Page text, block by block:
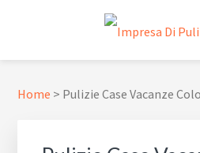
pagina
IMPRESA DI
✅ Abitazioni e Attività
Home > Pulizie Case Vacanze